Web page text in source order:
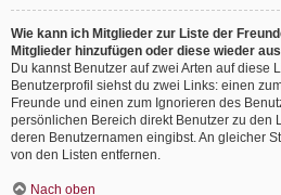
Wie kann ich Mitglieder zur Liste der
Mitglieder hinzufügen oder diese wieder
Du kannst Benutzer auf zwei Arten auf diese
Benutzerprofil siehst du zwei Links: einen
Freunde und einen zum Ignorieren des
persönlichen Bereich direkt Benutzer zu den
deren Benutzernamen eingibst. An gleicher
von den Listen entfernen.
Nach oben